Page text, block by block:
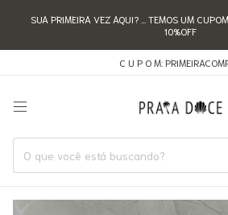
SUA PRIMEIRA VEZ AQUI? ... TEMOS UM
10%OFF
C U P O M: